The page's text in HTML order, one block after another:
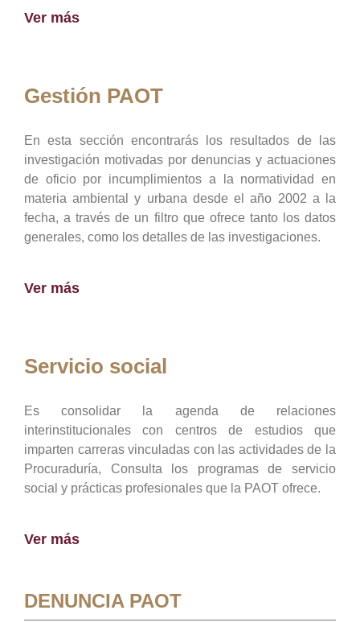
Ver más
Gestión PAOT
En esta sección encontrarás los resultados de las
investigación motivadas por denuncias y actuaciones
de oficio por incumplimientos a la normatividad en
materia ambiental y urbana desde el año 2002 a la
fecha, a través de un filtro que ofrece tanto los datos
generales, como los detalles de las investigaciones.
Ver más
Servicio social
Es consolidar la agenda de relaciones
interinstitucionales con centros de estudios que
imparten carreras vinculadas con las actividades de la
Procuraduría, Consulta los programas de servicio
social y prácticas profesionales que la PAOT ofrece.
Ver más
DENUNCIA PAOT